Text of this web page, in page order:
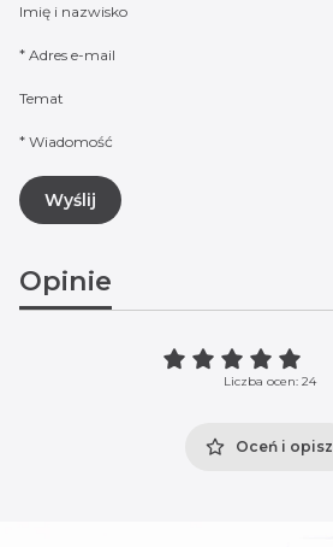
Imię i nazwisko
* Adres e-mail
Temat
* Wiadomość
Wyślij
Opinie
Liczba ocen: 24
Oceń i opisz